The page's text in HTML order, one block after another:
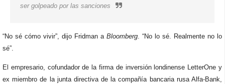
ser golpeado por las sanciones
“No sé cómo vivir”, dijo Fridman a Bloomberg. “No lo sé. Realmente no lo
sé”.
El empresario, cofundador de la firma de inversión londinense LetterOne y
ex miembro de la junta directiva de la compañía bancaria rusa Alfa-Bank,